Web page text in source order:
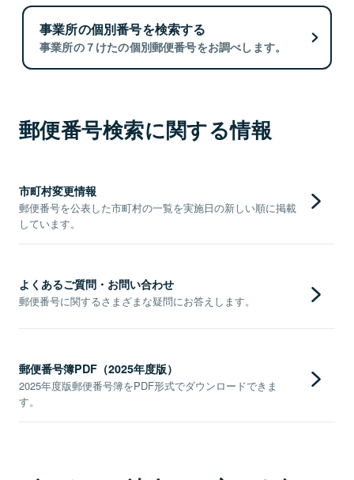
事業所の個別番号を検索する
事業所の７けたの個別郵便番号をお調べします。
郵便番号検索に関する情報
市町村変更情報
郵便番号を公表した市町村の一覧を実施日の新しい順に掲載
しています。
よくあるご質問・お問い合わせ
郵便番号に関するさまざまな疑問にお答えします。
郵便番号簿PDF（2025年度版）
2025年度版郵便番号簿をPDF形式でダウンロードできま
す。